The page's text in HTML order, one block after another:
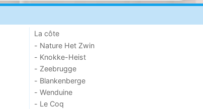
La côte
- Nature Het Zwin
- Knokke-Heist
- Zeebrugge
- Blankenberge
- Wenduine
- Le Coq